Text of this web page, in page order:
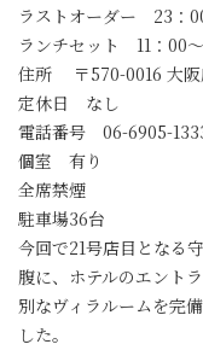
ラストオーダー 23：
ランチセット 11：00〜
住所 〒570-0016 大阪
定休日 なし
電話番号 06-6905-
個室 有り
全席禁煙
駐車場36台
今回で21号店目となる
腹に、ホテルのエント
別なヴィラルームを完
した。